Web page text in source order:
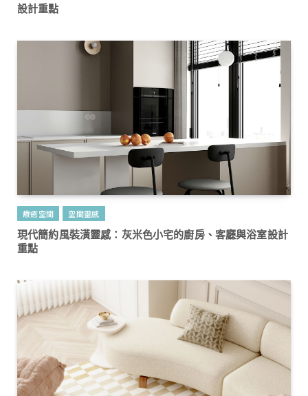
設計重點
療癒空間
空間靈感
現代簡約風裝潢靈感：灰米色小宅的廚房、客廳與浴室設計
重點